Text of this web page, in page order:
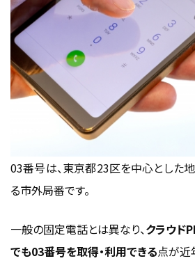
03番号は、東京都23区を中心とした
る市外局番です。
一般の固定電話とは異なり、クラウド
でも03番号を取得・利用できる点が近